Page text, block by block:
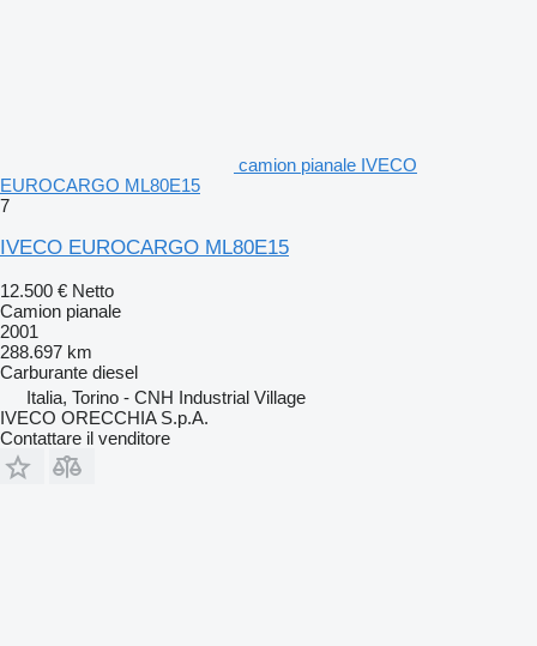
camion pianale IVECO
EUROCARGO ML80E15
7
IVECO EUROCARGO ML80E15
12.500 € Netto
Camion pianale
2001
288.697 km
Carburante diesel
Italia, Torino - CNH Industrial Village
IVECO ORECCHIA S.p.A.
Contattare il venditore